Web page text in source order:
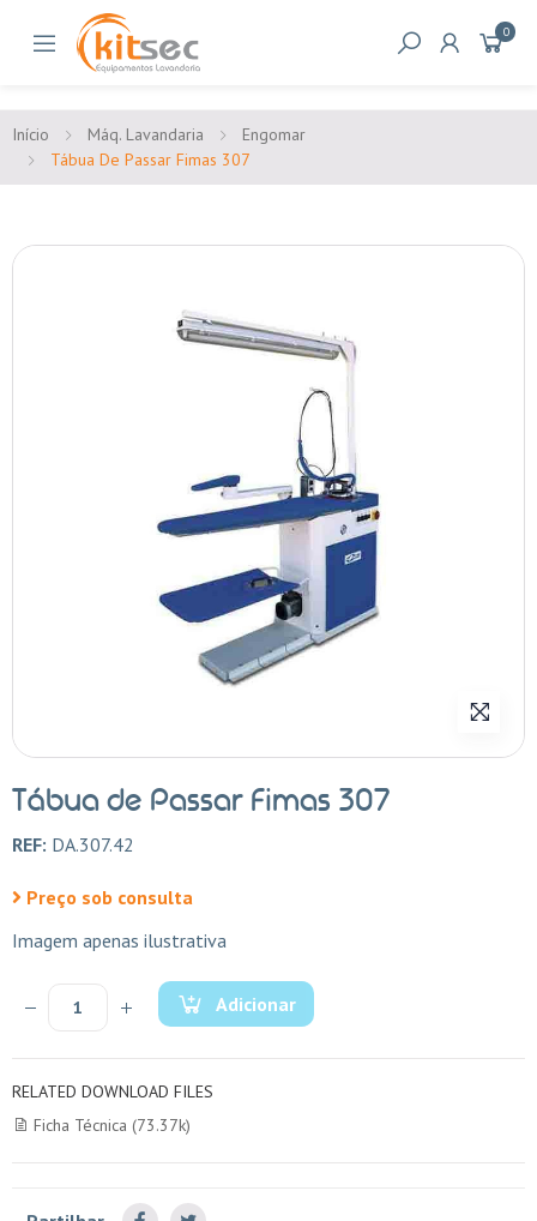
0
Início Máq. Lavandaria
Engomar
Tábua De Passar Fimas 307
Tábua de Passar Fimas 307
REF: DA.307.42
Preço sob consulta
Imagem apenas ilustrativa
Adicionar
RELATED DOWNLOAD FILES
Ficha Técnica (73.37k)